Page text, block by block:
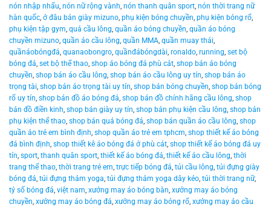
nón nhập nhẩu, nón nữ rộng vành, nón thanh quân sport, nón thời trang nữ
hàn quốc, ở đâu bán giày mizuno, phụ kiện bóng chuyền, phụ kiện bóng rổ,
phụ kiện tập gym, quả cầu lông, quần áo bóng chuyền, quần áo bóng
chuyền mizuno, quần áo cầu lông, quần MMA, quần muay thái,
quầnáobóngđá, quanaobongro, quầnđábóngdài, ronaldo, running, set bộ
bóng đá, set bộ thể thao, shop áo bóng đá phù cát, shop bán áo bóng
chuyền, shop bán áo cầu lông, shop bán áo cầu lông uy tín, shop bán áo
trọng tài, shop bán áo trọng tài uy tín, shop bán bóng chuyền, shop bán bóng
rổ uy tín, shop bán đồ áo bóng đá, shop bán đồ chính hãng cầu lông, shop
bán đồ điền kinh, shop bán giày uy tín, shop bán phụ kiện cầu lông, shop bán
phụ kiện thể thao, shop bán quả bóng đá, shop bán quần áo cầu lông, shop
quần áo trẻ em bình định, shop quần áo trẻ em tphcm, shop thiết kế áo bóng
đá bình định, shop thiết kê áo bóng đá ở phù cát, shop thiết kế áo bóng đá uy
tín, sport, thanh quân sport, thiết kế áo bóng đá, thiết kế áo cầu lông, thời
trang thể thao, thời trang trẻ em, trực tiếp bóng đá, túi cầu lông, túi đựng giày
bóng đá, túi đựng thảm yoga, túi đựng thảm yoga dây kéo, túi thời trang nữ,
tỷ số bóng đá, việt nam, xưởng may áo bóng bàn, xưởng may áo bóng
chuyền, xưởng may áo bóng đá, xưởng may áo bóng rổ, xưởng may áo cầu